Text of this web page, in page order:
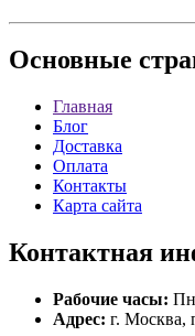
Основные
Главная
Блог
Доставка
Оплата
Контакты
Карта сайта
Контактная
Рабочие часы:
Адрес: г. Москва,